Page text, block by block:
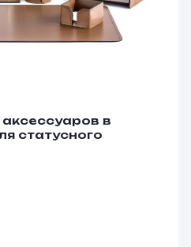
в
статусного